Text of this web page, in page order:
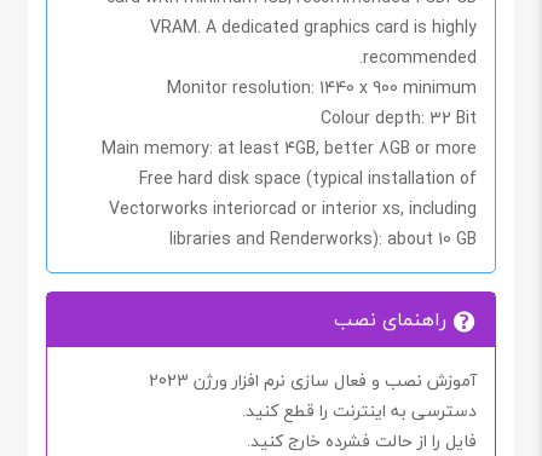
VRAM. A dedicated graphics card is highly
recommended.
Monitorresolution: 1440 x 900 minimum
Colour depth: 32 Bit
Main memory: at least 4GB, better 8GB or more
Free hard disk space (typical installation of
Vectorworks interiorcad or interior xs, including
libraries and Renderworks): about 10 GB
راهنمای نصب
آموزش نصب و فعال سازی نرم افزار ورژن 2023
دسترسی به اینترنت را قطع کنید.
فایل را از حالت فشرده خارج کنید.